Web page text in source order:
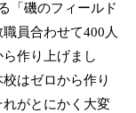
「磯のフィールド
員合わせて400人
作り上げまし
はゼロから作り
れがとにかく大変